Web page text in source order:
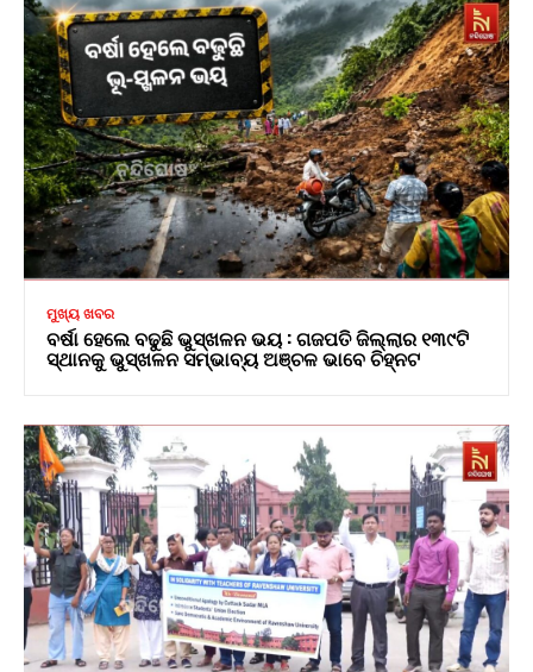
ମୁଖ୍ୟ ଖବର
ବର୍ଷା ହେଲେ ବଢୁଛି ଭୁସ୍ଖଳନ ଭୟ : ଗଜପତି ଜିଲ୍ଲାର ୧୩୯ଟି
ସ୍ଥାନକୁ ଭୁସ୍ଖଳନ ସମ୍ଭାବ୍ୟ ଅଞ୍ଚଳ ଭାବେ ଚିହ୍ନଟ